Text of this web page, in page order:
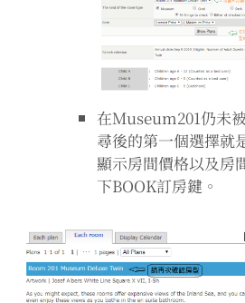
在Museum201仍未
尋後的第一個選擇就
顯示房間價格以及房
下BOOK訂房鍵。